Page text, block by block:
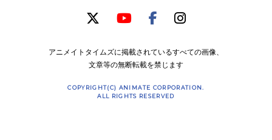
アニメイトタイムズに掲載されているすべての画像、
文章等の無断転載を禁じます
COPYRIGHT(C) ANIMATE CORPORATION.
ALL RIGHTS RESERVED